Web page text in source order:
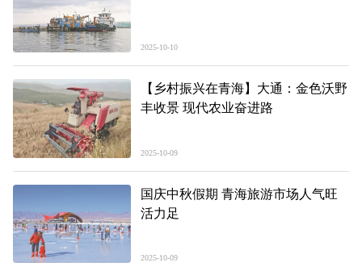
2025-10-10
【乡村振兴在青海】大通：金色沃野
丰收景 现代农业奋进路
2025-10-09
国庆中秋假期 青海旅游市场人气旺
活力足
2025-10-09